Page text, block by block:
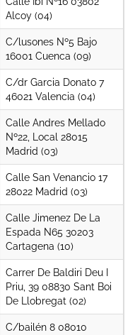
Alcoy (04)
C/lusones Nº5 Bajo
16001 Cuenca (09)
C/dr Garcia Donato 7
46021 Valencia (04)
Calle Andres Mellado
Nº22, Local 28015
Madrid (03)
Calle San Venancio 17
28022 Madrid (03)
Calle Jimenez De La
Espada N65 30203
Cartagena (10)
Carrer De Baldiri Deu I
Priu, 39 08830 Sant Boi
De Llobregat (02)
C/bailén 8 08010